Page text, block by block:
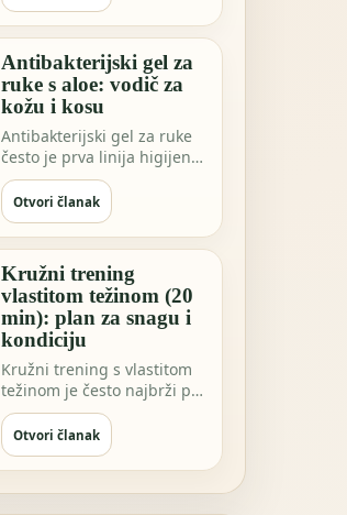
Antibakterijski gel za
ruke s aloe: vodič za
kožu i kosu
Antibakterijski gel za ruke
često je prva linija higijene
kada niste blizu vode.
Možda …
Otvori članak
Kružni trening
vlastitom težinom (20
min): plan za snagu i
kondiciju
Kružni trening s vlastitom
težinom je često najbrži put
do osjećaja “napravio sam
nešto…
Otvori članak